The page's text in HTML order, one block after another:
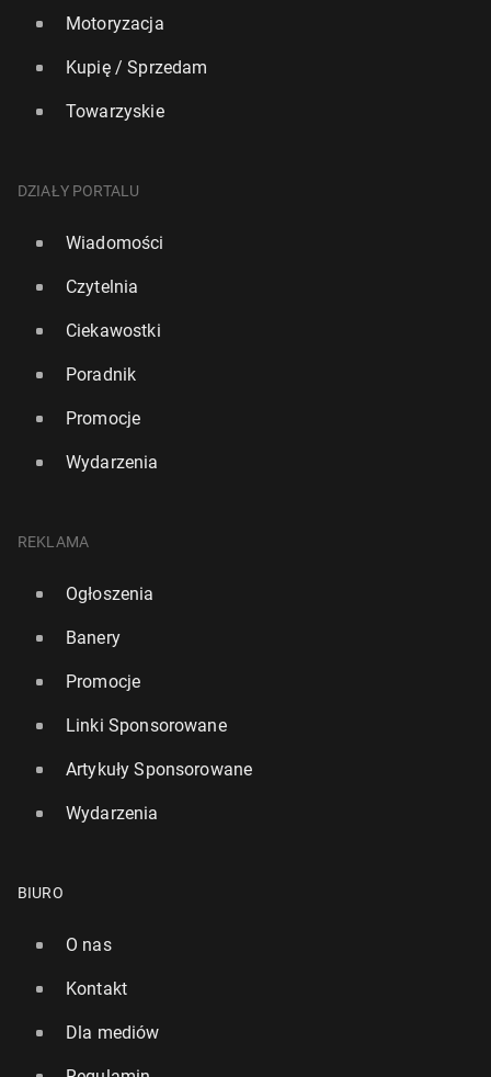
Motoryzacja
Kupię / Sprzedam
Towarzyskie
DZIAŁY PORTALU
Wiadomości
Czytelnia
Ciekawostki
Poradnik
Promocje
Wydarzenia
REKLAMA
Ogłoszenia
Banery
Promocje
Linki Sponsorowane
Artykuły Sponsorowane
Wydarzenia
BIURO
O nas
Kontakt
Dla mediów